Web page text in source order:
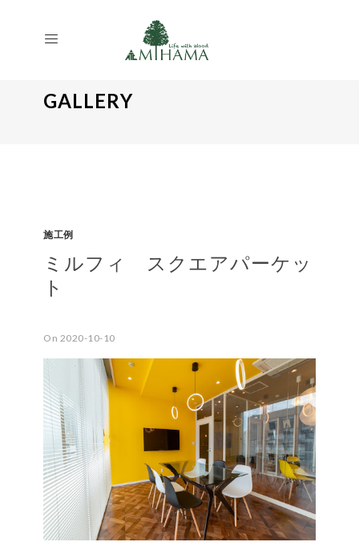
GALLERY
施工例
ミルフィ スクエアパーケッ
ト
On 2020-10-10